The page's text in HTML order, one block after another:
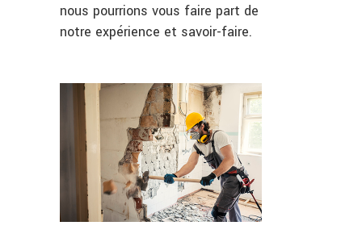
nous pourrions vous faire part de
notre expérience et savoir-faire.